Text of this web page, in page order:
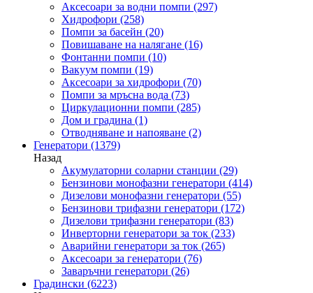
Аксесоари за водни помпи (297)
Хидрофори (258)
Помпи за басейн (20)
Повишаване на налягане (16)
Фонтанни помпи (10)
Вакуум помпи (19)
Аксесоари за хидрофори (70)
Помпи за мръсна вода (73)
Циркулационни помпи (285)
Дом и градина (1)
Отводняване и напояване (2)
Генератори (1379)
Назад
Акумулаторни соларни станции (29)
Бензинови монофазни генератори (414)
Дизелови монофазни генератори (55)
Бензинови трифазни генератори (172)
Дизелови трифазни генератори (83)
Инверторни генератори за ток (233)
Аварийни генератори за ток (265)
Аксесоари за генератори (76)
Заваръчни генератори (26)
Градински (6223)